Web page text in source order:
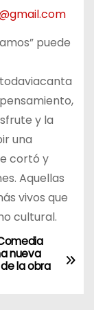
puede
y la
una
cortó y
Aquellas
vivos que
cultural.
nueva
la obra